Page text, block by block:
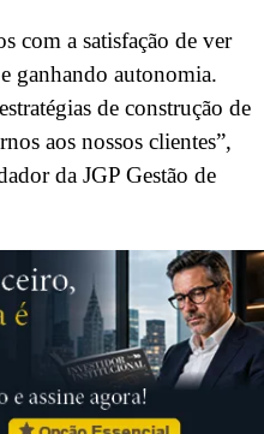
com a satisfação de ver
ganhando autonomia.
de construção de
aos nossos clientes”,
da JGP Gestão de